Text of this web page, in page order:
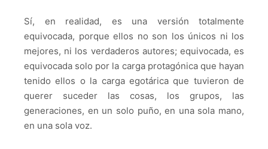
Sí, en realidad, es una versión totalmente
equivocada, porque ellos no son los únicos ni los
mejores, ni los verdaderos autores; equivocada, es
equivocada solo por la carga protagónica que hayan
tenido ellos o la carga egotárica que tuvieron de
querer suceder las cosas, los grupos, las
generaciones, en un solo puño, en una sola mano,
en una sola voz.